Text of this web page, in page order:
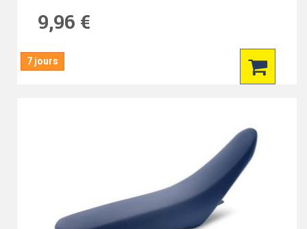
9,96 €
7 jours